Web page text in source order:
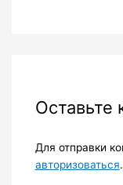
Оставьте
Для отправки
авторизоваться.